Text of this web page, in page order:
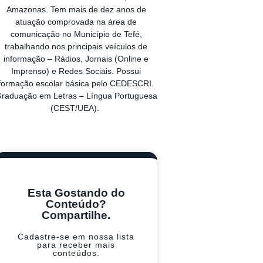
Amazonas. Tem mais de dez anos de
atuação comprovada na área de
comunicação no Município de Tefé,
trabalhando nos principais veículos de
informação – Rádios, Jornais (Online e
Imprenso) e Redes Sociais. Possui
escolar básica pelo CEDESCRI.
em Letras – Língua Portuguesa
(CEST/UEA).
Esta Gostando do
Conteúdo?
Compartilhe.
Cadastre-se em nossa lista
para receber mais
conteúdos.